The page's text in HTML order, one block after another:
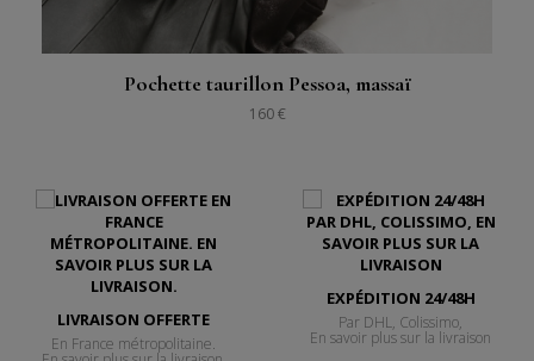
Pochette taurillon Pessoa, massaï
160 €
LIVRAISON OFFERTE
En France métropolitaine.
EXPÉDITION 24/48H
Par DHL, Colissimo,
En savoir plus sur la livraison